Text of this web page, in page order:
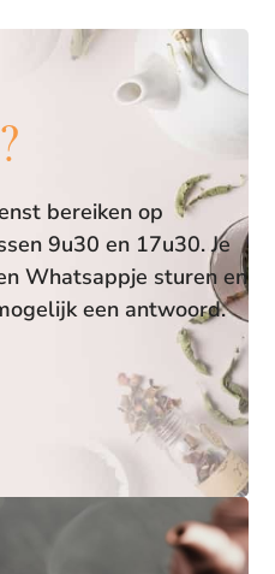
bereiken op
9u30 en 17u30. Je
Whatsappje sturen en
een antwoord.